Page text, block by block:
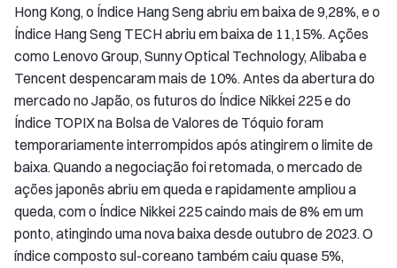
Hong Kong, o Índice Hang Seng abriu em baixa de 9,28%, e o
Índice Hang Seng TECH abriu em baixa de 11,15%. Ações
como Lenovo Group, Sunny Optical Technology, Alibaba e
Tencent despencaram mais de 10%. Antes da abertura do
mercado no Japão, os futuros do Índice Nikkei 225 e do
Índice TOPIX na Bolsa de Valores de Tóquio foram
temporariamente interrompidos após atingirem o limite de
baixa. Quando a negociação foi retomada, o mercado de
ações japonês abriu em queda e rapidamente ampliou a
queda, com o Índice Nikkei 225 caindo mais de 8% em um
ponto, atingindo uma nova baixa desde outubro de 2023. O
índice composto sul-coreano também caiu quase 5%,